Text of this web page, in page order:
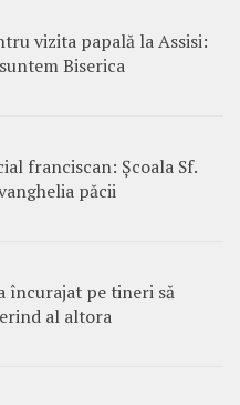
vizita papală la Assisi:
Biserica
franciscan: Școala Sf.
păcii
încurajat pe tineri să
al altora